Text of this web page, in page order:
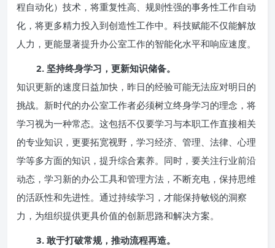
程自动化）技术，将重复性高、规则性强的事务性工作自动
化，将更多精力投入到创造性工作中。科技赋能不仅能解放
人力，更能显著提升办公室工作的智能化水平和响应速度。
2. 坚持终身学习，更新知识储备。
知识更新的速度日益加快，昨日的经验可能无法应对明日的
挑战。新时代的办公室工作者必须树立终身学习的理念，将
学习视为一种常态。这包括不仅要学习与本职工作直接相关
的专业知识，更要拓宽视野，学习经济、管理、法律、心理
学等多方面的知识，提升综合素养。同时，要关注行业前沿
动态，学习新的办公工具和管理方法，不断充电，保持思维
的活跃性和先进性。通过持续学习，才能保持敏锐的洞察
力，为组织提供更具价值的创新思路和解决方案。
3. 敢于打破常规，推动流程再造。